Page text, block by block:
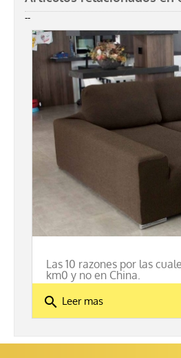
--
Las 10 razones por las
km0 y no en China.
search Leer mas